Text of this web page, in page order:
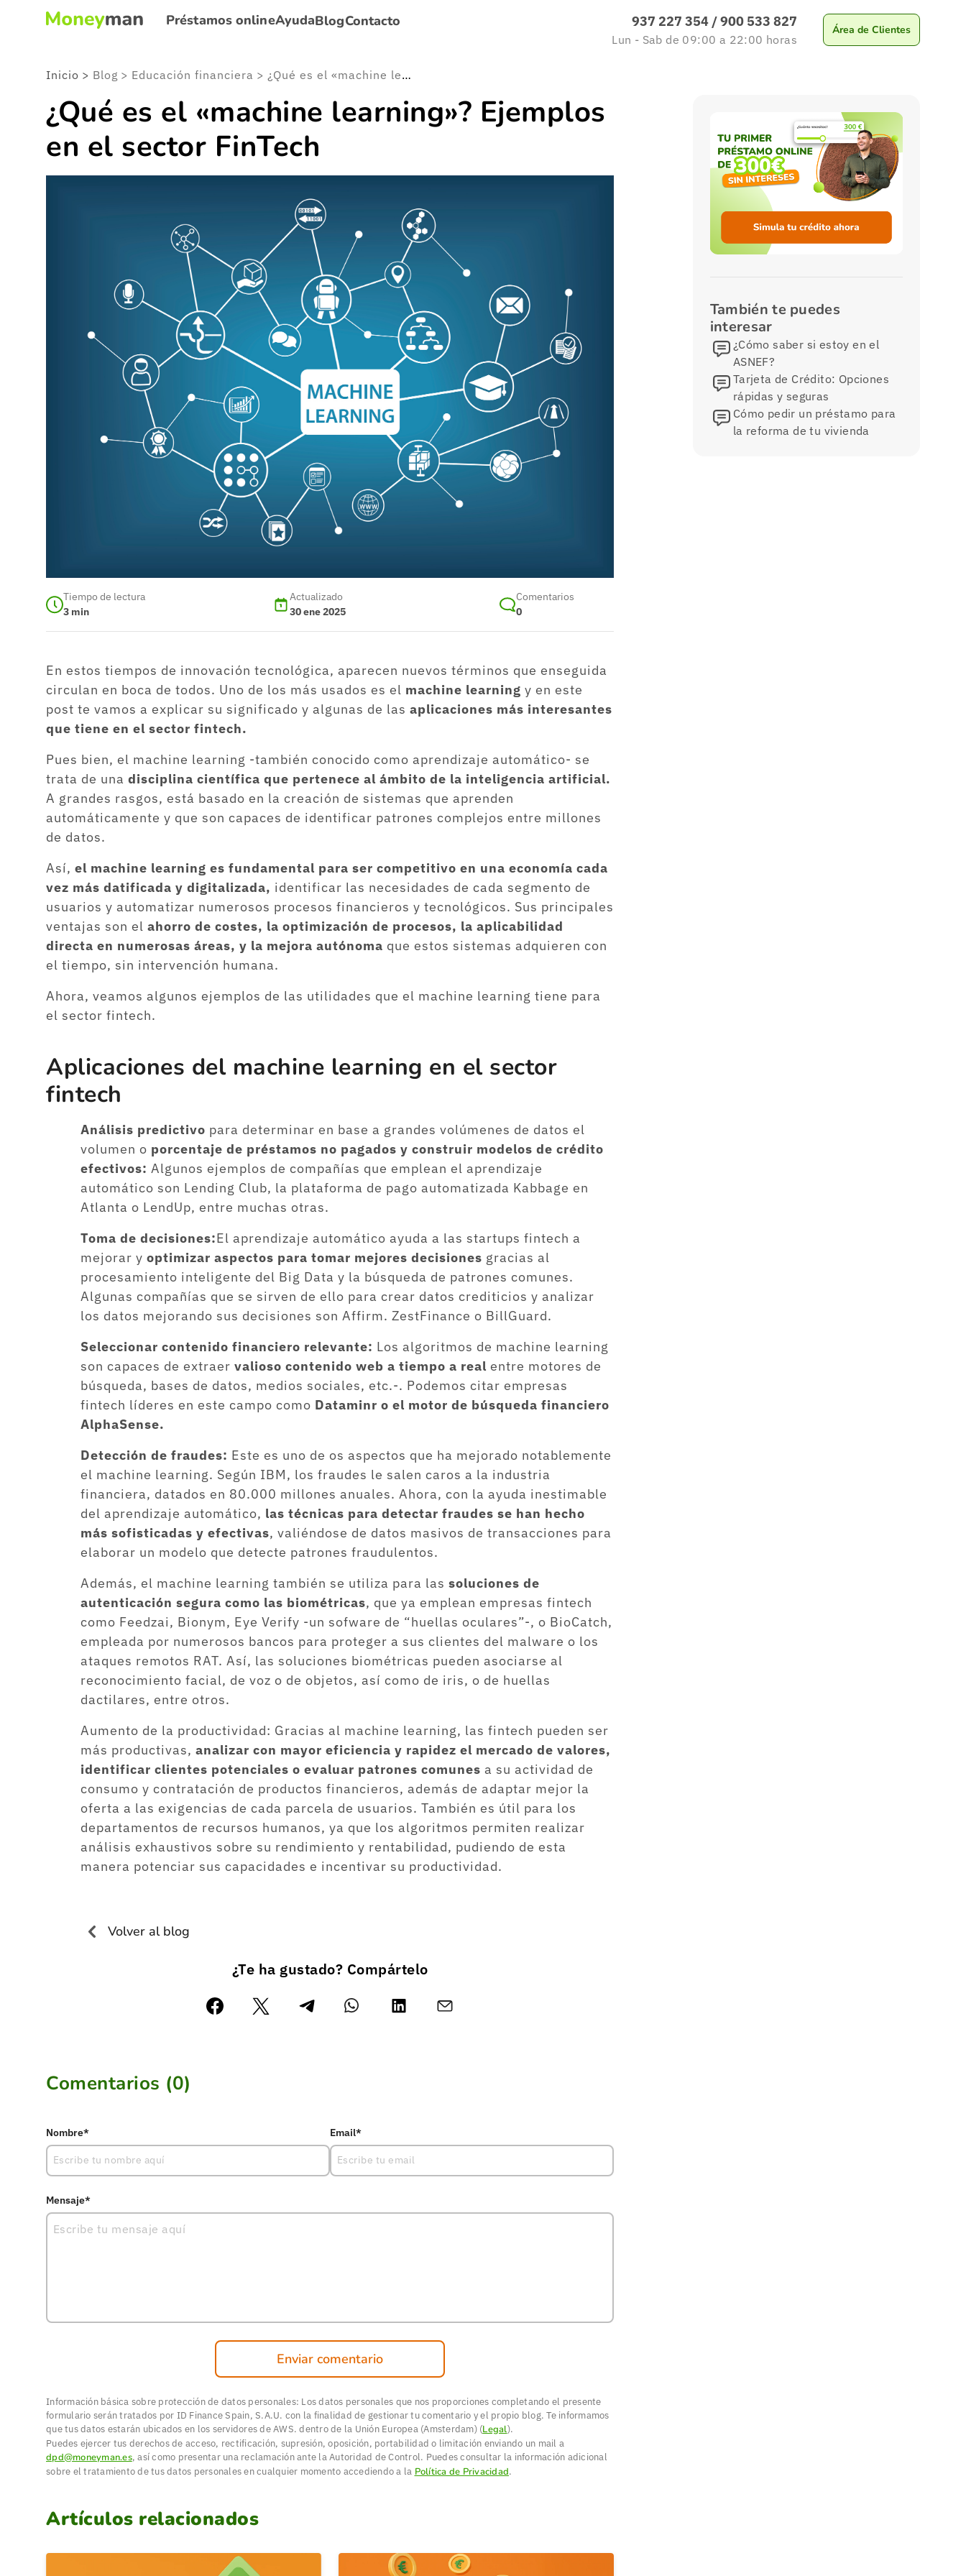
Préstamos onlineAyudaBlogContacto 937 227 354 /900 533 827
Lun - Sab de 09:00 a 22:00 horas
Área de Clientes
Inicio > Blog > Educación financiera > ¿Qué es el «machine learning»? Ejemplos en el sector FinTech
¿Qué es el «machine learning»? Ejemplos
en el sector FinTech
Tiempo de lectura
3 min
Actualizado
30 ene 2025
Comentarios
0
En estos tiempos de innovación tecnológica, aparecen nuevos términos que enseguida
circulan en boca de todos. Uno de los más usados es el machine learning y en este
post te vamos a explicar su significado y algunas de las aplicaciones más interesantes
que tiene en el sector fintech.
Pues bien, el machine learning -también conocido como aprendizaje automático- se
trata de una disciplina científica que pertenece al ámbito de la inteligencia artificial.
A grandes rasgos, está basado en la creación de sistemas que aprenden
automáticamente y que son capaces de identificar patrones complejos entre millones
de datos.
Así, el machine learning es fundamental para ser competitivo en una economía cada
vez más datificada y digitalizada, identificar las necesidades de cada segmento de
usuarios y automatizar numerosos procesos financieros y tecnológicos. Sus principales
ventajas son el ahorro de costes, la optimización de procesos, la aplicabilidad
directa en numerosas áreas, y la mejora autónoma que estos sistemas adquieren con
el tiempo, sin intervención humana.
Ahora, veamos algunos ejemplos de las utilidades que el machine learning tiene para
el sector fintech.
Aplicaciones del machine learning en el sector
fintech
Análisis predictivo para determinar en base a grandes volúmenes de datos el
volumen o porcentaje de préstamos no pagados y construir modelos de crédito
efectivos: Algunos ejemplos de compañías que emplean el aprendizaje
automático son Lending Club, la plataforma de pago automatizada Kabbage en
Atlanta o LendUp, entre muchas otras.
Toma de decisiones:El aprendizaje automático ayuda a las startups fintech a
mejorar y optimizar aspectos para tomar mejores decisiones gracias al
procesamiento inteligente del Big Data y la búsqueda de patrones comunes.
Algunas compañías que se sirven de ello para crear datos crediticios y analizar
los datos mejorando sus decisiones son Affirm. ZestFinance o BillGuard.
Seleccionar contenido financiero relevante: Los algoritmos de machine learning
son capaces de extraer valioso contenido web a tiempo a real entre motores de
búsqueda, bases de datos, medios sociales, etc.-. Podemos citar empresas
fintech líderes en este campo como Dataminr o el motor de búsqueda financiero
AlphaSense.
Detección de fraudes: Este es uno de os aspectos que ha mejorado notablemente
el machine learning. Según IBM, los fraudes le salen caros a la industria
financiera, datados en 80.000 millones anuales. Ahora, con la ayuda inestimable
del aprendizaje automático, las técnicas para detectar fraudes se han hecho
más sofisticadas y efectivas, valiéndose de datos masivos de transacciones para
elaborar un modelo que detecte patrones fraudulentos.
Además, el machine learning también se utiliza para las soluciones de
autenticación segura como las biométricas, que ya emplean empresas fintech
como Feedzai, Bionym, Eye Verify -un sofware de “huellas oculares”-, o BioCatch,
empleada por numerosos bancos para proteger a sus clientes del malware o los
ataques remotos RAT. Así, las soluciones biométricas pueden asociarse al
reconocimiento facial, de voz o de objetos, así como de iris, o de huellas
dactilares, entre otros.
Aumento de la productividad: Gracias al machine learning, las fintech pueden ser
más productivas, analizar con mayor eficiencia y rapidez el mercado de valores,
identificar clientes potenciales o evaluar patrones comunes a su actividad de
consumo y contratación de productos financieros, además de adaptar mejor la
oferta a las exigencias de cada parcela de usuarios. También es útil para los
departamentos de recursos humanos, ya que los algoritmos permiten realizar
análisis exhaustivos sobre su rendimiento y rentabilidad, pudiendo de esta
manera potenciar sus capacidades e incentivar su productividad.
Volver al blog
¿Te ha gustado? Compártelo
Comentarios (0)
Nombre* Email*
Mensaje*
Enviar comentario
Información básica sobre protección de datos personales: Los datos personales que nos proporciones completando el presente
formulario serán tratados por ID Finance Spain, S.A.U. con la finalidad de gestionar tu comentario y el propio blog. Te informamos
que tus datos estarán ubicados en los servidores de AWS. dentro de la Unión Europea (Amsterdam) (Legal).
Puedes ejercer tus derechos de acceso, rectificación, supresión, oposición, portabilidad o limitación enviando un mail a
dpd@moneyman.es, así como presentar una reclamación ante la Autoridad de Control. Puedes consultar la información adicional
sobre el tratamiento de tus datos personales en cualquier momento accediendo a la Política de Privacidad.
Artículos relacionados
También te puedes
interesar
¿Cómo saber si estoy en el
ASNEF?
Tarjeta de Crédito: Opciones
rápidas y seguras
Cómo pedir un préstamo para
la reforma de tu vivienda